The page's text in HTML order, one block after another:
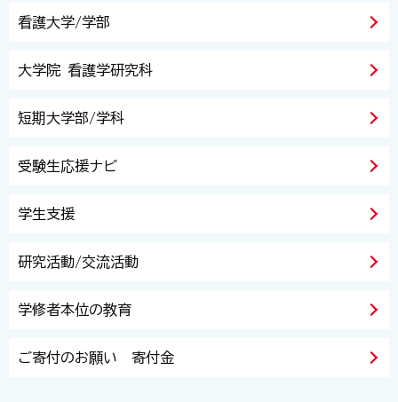
看護大学/学部
大学院 看護学研究科
短期大学部/学科
受験生応援ナビ
学生支援
研究活動/交流活動
学修者本位の教育
ご寄付のお願い 寄付金